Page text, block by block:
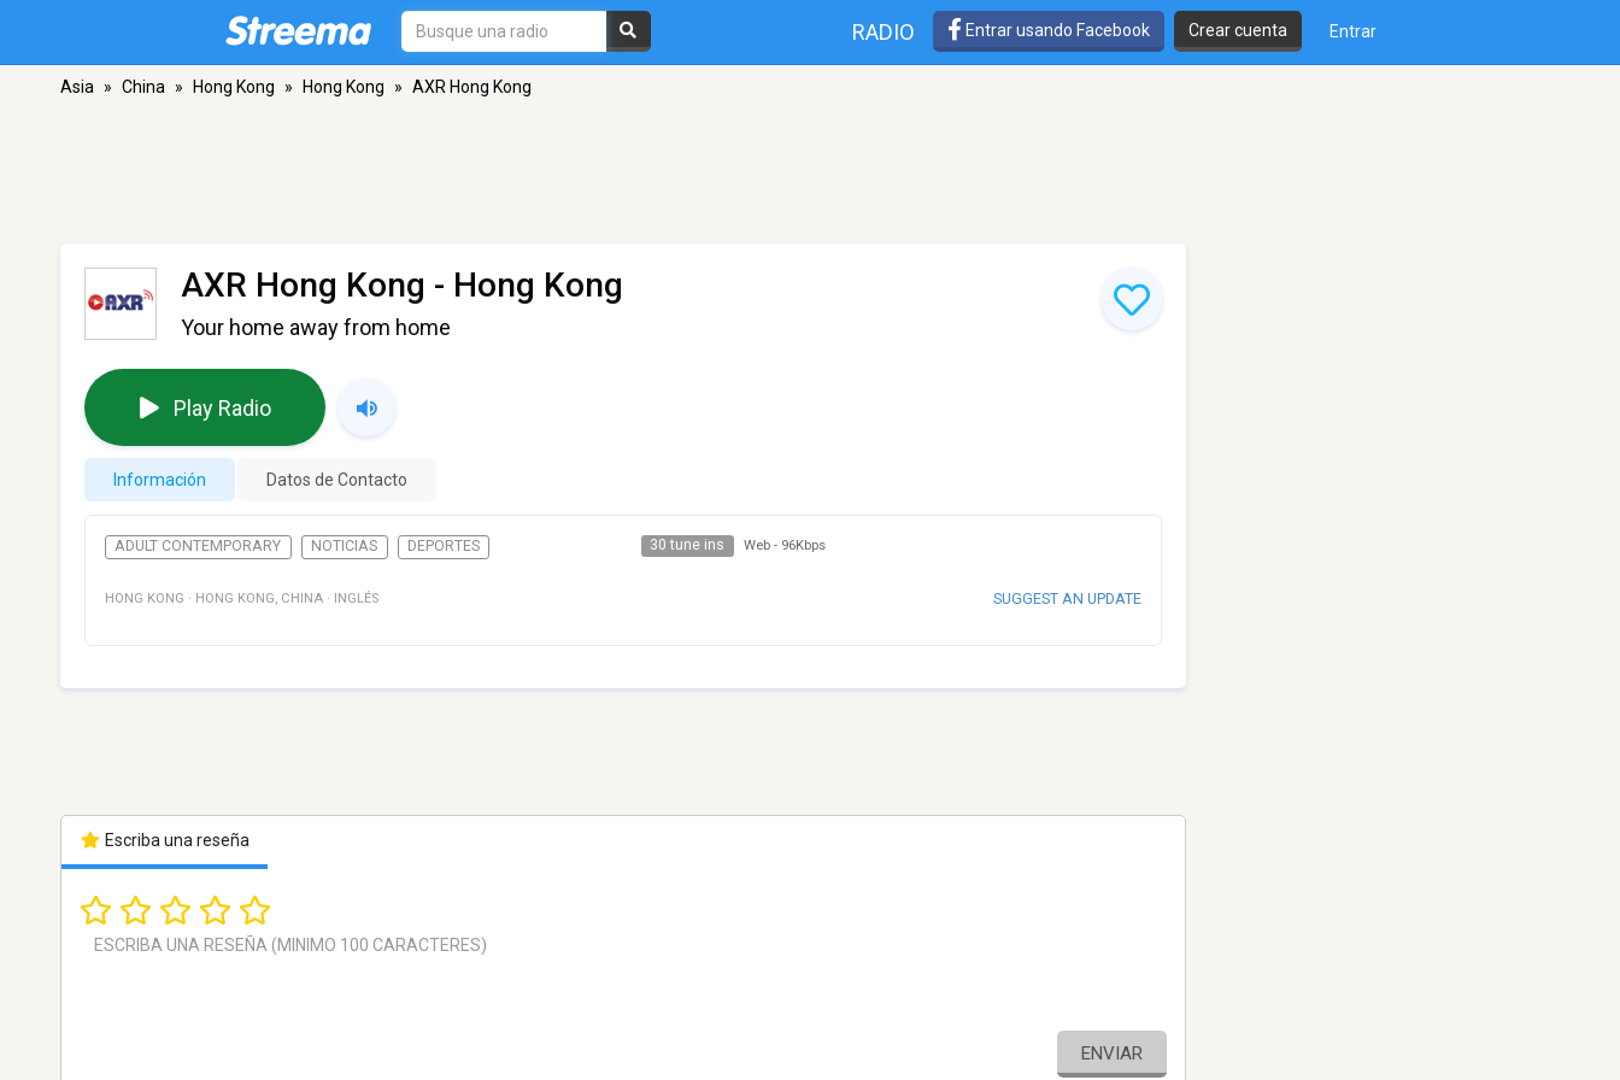
RADIO Entrar usando Facebook Crear cuenta Entrar
Asia » China » Hong Kong » Hong Kong » AXR Hong Kong
AXR Hong Kong - Hong Kong
Your home away from home
Play Radio
Información Datos de Contacto
ADULT CONTEMPORARY NOTICIAS DEPORTES 30 tune ins Web - 96Kbps
HONG KONG · HONG KONG, CHINA · INGLÉS SUGGEST AN UPDATE
Escriba una reseña
ENVIAR